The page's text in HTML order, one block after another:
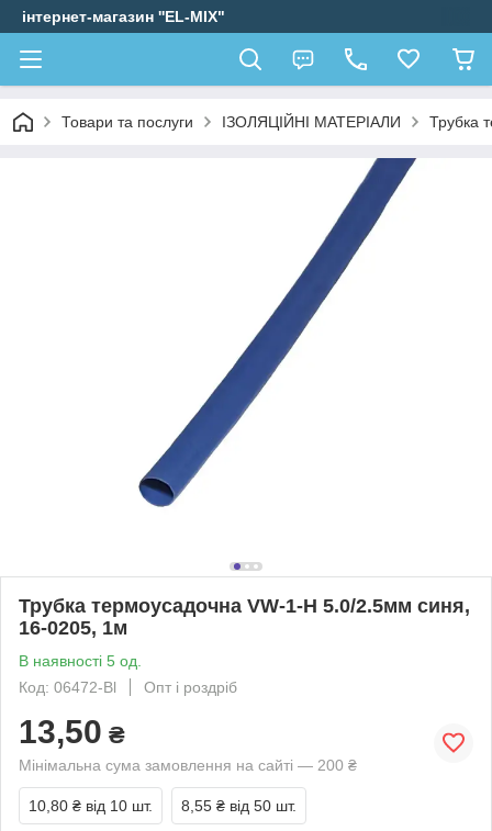
інтернет-магазин ''EL-MIX"
Товари та послуги ІЗОЛЯЦІЙНІ МАТЕРІАЛИ Трубка
Трубка термоусадочна VW-1-H 5.0/2.5мм синя,
16-0205, 1м
В наявності 5 од.
Код: 06472-Bl
Опт і роздріб
13,50 ₴
Мінімальна сума замовлення на сайті — 200 ₴
10,80 ₴ від 10 шт. 8,55 ₴ від 50 шт.